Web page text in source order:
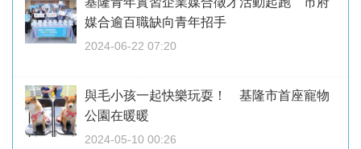
媒合逾百職缺向青年招手
2024-06-22 07:20
與毛小孩一起快樂玩耍！ 基隆市首座寵物
公園在暖暖
2024-05-10 00:26